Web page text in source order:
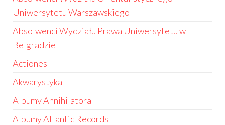
Uniwersytetu Warszawskiego
Absolwenci Wydziału Prawa Uniwersytetu w
Belgradzie
Actiones
Akwarystyka
Albumy Annihilatora
Albumy Atlantic Records